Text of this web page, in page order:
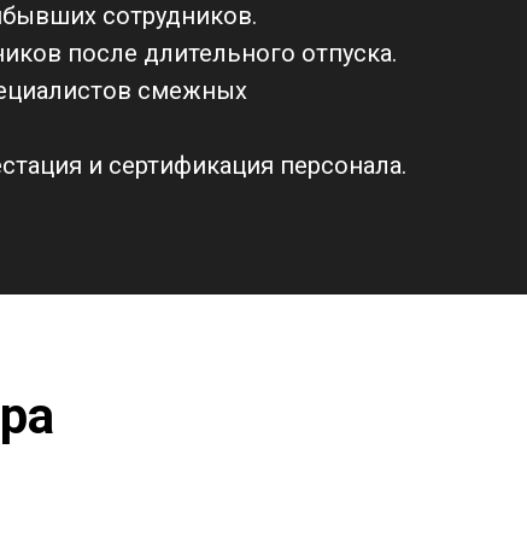
сотрудников.
после длительного отпуска.
смежных
и сертификация персонала.